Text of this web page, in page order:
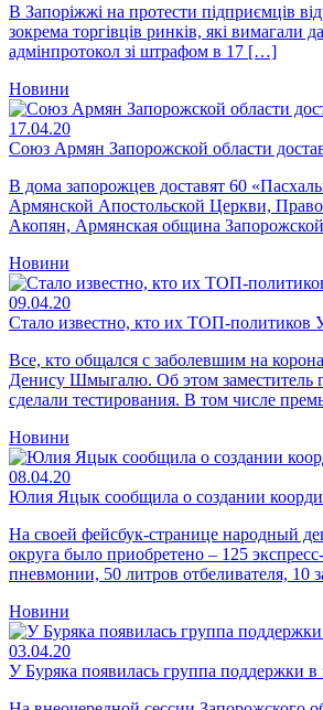
В Запоріжжі на протести підприємців
зокрема торгівців ринків, які вимагали
адмінпротокол зі штрафом в 17 […]
Новини
17.04.20
Союз Армян Запорожской области
В дома запорожцев доставят 60
Армянской Апостольской Церкви,
Акопян, Армянская община
Новини
09.04.20
Стало известно, кто их ТОП-политиков
Все, кто общался с заболевшим на
Денису Шмыгалю. Об этом заместитель
сделали тестирования. В том числе
Новини
08.04.20
Юлия Яцык сообщила о создании
На своей фейсбук-странице народный
округа было приобретено – 125
пневмонии, 50 литров отбеливателя,
Новини
03.04.20
У Буряка появилась группа поддержки